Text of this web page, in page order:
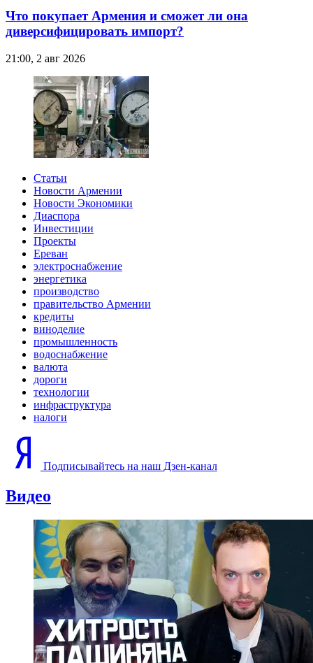
Что покупает Армения и сможет ли она
диверсифицировать импорт?
21:00, 2 авг 2026
Статьи
Новости Армении
Новости Экономики
Диаспора
Инвестиции
Проекты
Ереван
электроснабжение
энергетика
производство
правительство Армении
кредиты
виноделие
промышленность
водоснабжение
валюта
дороги
технологии
инфраструктура
налоги
Подписывайтесь на наш Дзен-канал
Видео